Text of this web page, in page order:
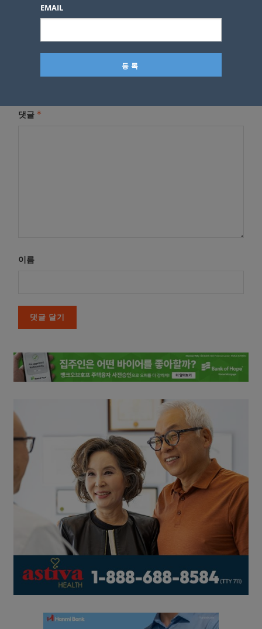
답글 남기기
이메일 주소는 공개되지 않습니다. 필수 필드는*로 표시됩니
댓글 *
이름
EMAIL